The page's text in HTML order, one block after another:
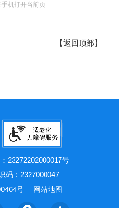
机打开当前页
【返回顶部 】
23272202000017号
码：2327000047
号
网站地图